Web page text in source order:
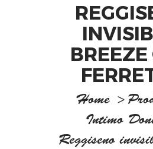
BREEZE
Home >
Intimo
Reggiseno